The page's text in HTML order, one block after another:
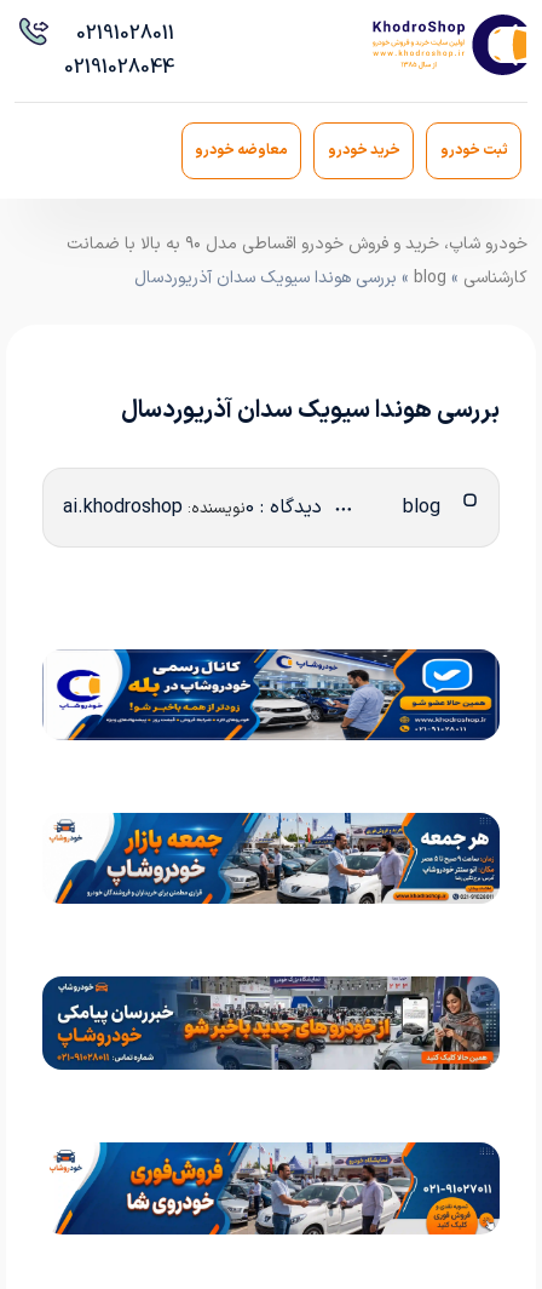
02191028011
02191028044
ثبت خودرو خرید خودرو معاوضه خودرو
خودرو شاپ، خرید و فروش خودرو اقساطی مدل ۹۰ به بالا با ضمانت
کارشناسی »
blog » بررسی هوندا سیویک سدان آذریوردسال
بررسی هوندا سیویک سدان آذریوردسال
دیدگاه : 0 نویسنده:ai.khodroshop